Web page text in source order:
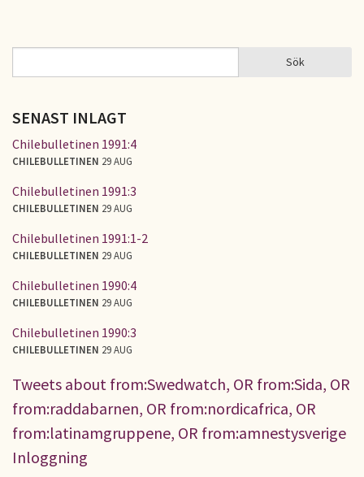
SÖKFORMULÄR Sök
SENAST INLAGT
Chilebulletinen 1991:4
CHILEBULLETINEN 29 AUG
Chilebulletinen 1991:3
CHILEBULLETINEN 29 AUG
Chilebulletinen 1991:1-2
CHILEBULLETINEN 29 AUG
Chilebulletinen 1990:4
CHILEBULLETINEN 29 AUG
Chilebulletinen 1990:3
CHILEBULLETINEN 29 AUG
Tweets about from:Swedwatch, OR from:Sida, OR
from:raddabarnen, OR from:nordicafrica, OR
from:latinamgruppene, OR from:amnestysverige
Inloggning